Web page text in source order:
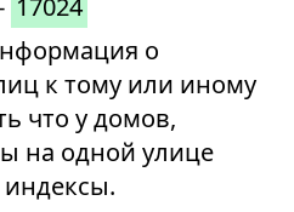
17024
о
к тому или иному
что у домов,
на одной улице